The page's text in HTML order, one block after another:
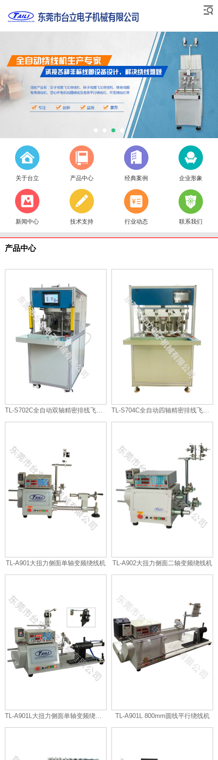
关于台立 产品中心 经典案例 企业形象
新闻中心 技术支持 行业动态 联系我们
产品中心
TL-A901大扭力侧面单轴变频绕线机 TL-A902大扭力侧面二轴变频绕线机
TL-A901L大扭力侧面单轴变频绕线机 TL-A901L 800mm圆线平行绕线机